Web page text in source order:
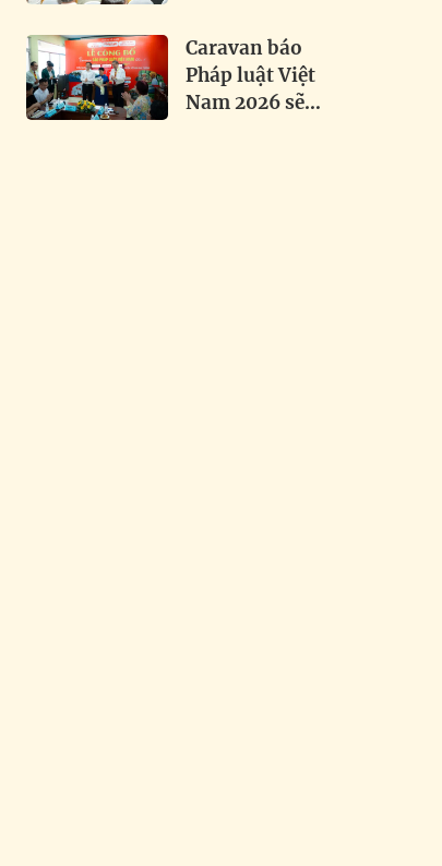
Attapeu
Caravan báo
Pháp luật Việt
Nam 2026 sẽ